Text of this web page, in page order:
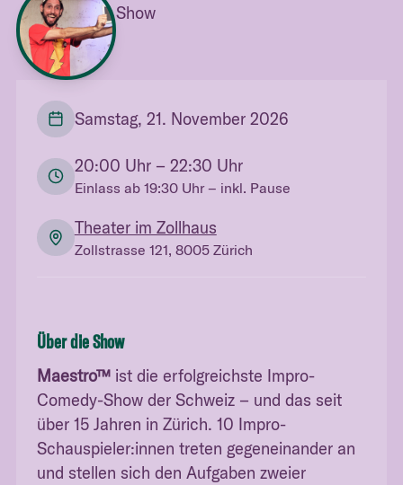
Show
Samstag, 21. November 2026
20:00 Uhr– 22:30 Uhr
Einlass ab 19:30Uhr– inkl. Pause
Theater im Zollhaus
Zollstrasse 121, 8005 Zürich
Über die Show
Maestro™ ist die erfolgreichste Impro-
Comedy-Show der Schweiz – und das seit
über 15 Jahren in Zürich. 10 Impro-
Schauspieler:innen treten gegeneinander an
und stellen sich den Aufgaben zweier